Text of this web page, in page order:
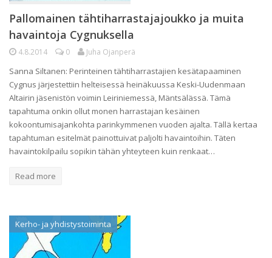
Pallomainen tähtiharrastajajoukko ja muita
havaintoja Cygnuksella
4.8.2014 0 Juha Ojanperä
Sanna Siltanen: Perinteinen tähtiharrastajien kesätapaaminen
Cygnus järjestettiin helteisessä heinäkuussa Keski-Uudenmaan
Altairin jäsenistön voimin Leiriniemessä, Mäntsälässä. Tämä
tapahtuma onkin ollut monen harrastajan kesäinen
kokoontumisajankohta parinkymmenen vuoden ajalta. Tällä kertaa
tapahtuman esitelmät painottuivat paljolti havaintoihin. Täten
havaintokilpailu sopikin tähän yhteyteen kuin renkaat…
Read more
Kerho- ja yhdistystoiminta